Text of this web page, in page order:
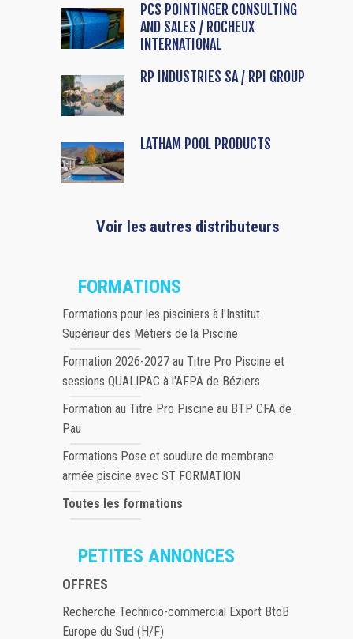
PCS POINTINGER CONSULTING
AND SALES / ROCHEUX
INTERNATIONAL
RP INDUSTRIES SA / RPI GROUP
LATHAM POOL PRODUCTS
Voir les autres distributeurs
FORMATIONS
Formations pour les pisciniers à l'Institut
Supérieur des Métiers de la Piscine
Formation 2026-2027 au Titre Pro Piscine et
sessions QUALIPAC à l'AFPA de Béziers
Formation au Titre Pro Piscine au BTP CFA de
Pau
Formations Pose et soudure de membrane
armée piscine avec ST FORMATION
Toutes les formations
PETITES ANNONCES
OFFRES
Recherche Technico-commercial Export BtoB
Europe du Sud (H/F)